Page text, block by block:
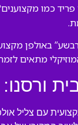
כמו
באולפן
מתאים
ורסנו:
עם צליל